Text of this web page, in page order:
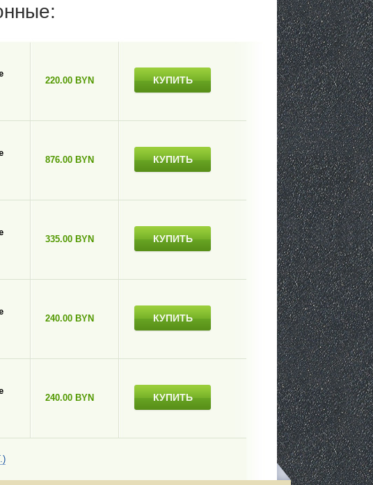
220.00 BYN КУПИТЬ
876.00 BYN КУПИТЬ
335.00 BYN КУПИТЬ
240.00 BYN КУПИТЬ
240.00 BYN КУПИТЬ